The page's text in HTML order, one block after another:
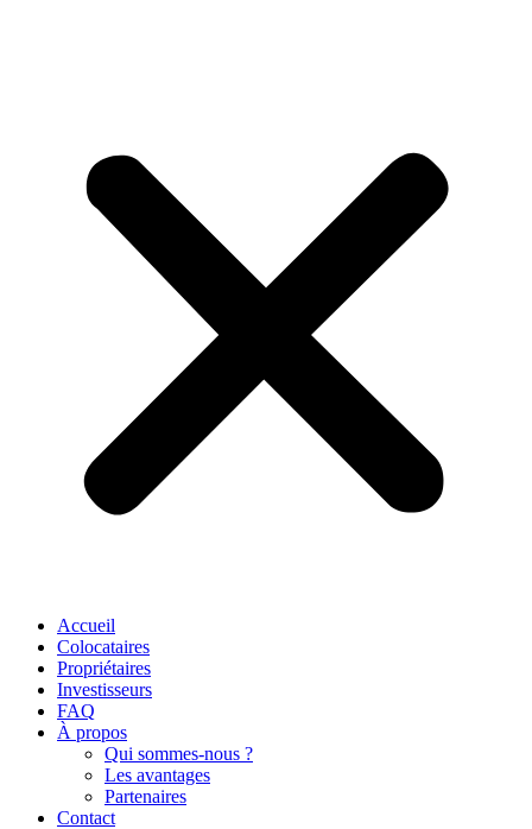
Accueil
Colocataires
Propriétaires
Investisseurs
FAQ
À propos
Qui sommes-nous ?
Les avantages
Partenaires
Contact